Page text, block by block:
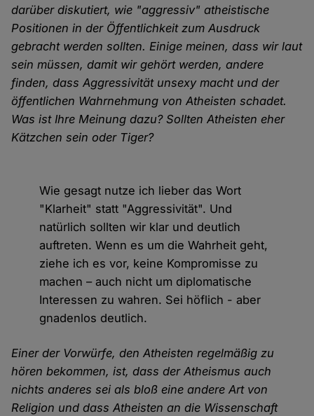
darüber diskutiert, wie "aggressiv" atheistische
Positionen in der Öffentlichkeit zum Ausdruck
gebracht werden sollten. Einige meinen, dass wir laut
sein müssen, damit wir gehört werden, andere
finden, dass Aggressivität unsexy macht und der
öffentlichen Wahrnehmung von Atheisten schadet.
Was ist Ihre Meinung dazu? Sollten Atheisten eher
Kätzchen sein oder Tiger?
Wie gesagt nutze ich lieber das Wort
"Klarheit" statt "Aggressivität". Und
natürlich sollten wir klar und deutlich
auftreten. Wenn es um die Wahrheit geht,
ziehe ich es vor, keine Kompromisse zu
machen – auch nicht um diplomatische
Interessen zu wahren. Sei höflich - aber
gnadenlos deutlich.
Einer der Vorwürfe, den Atheisten regelmäßig zu
hören bekommen, ist, dass der Atheismus auch
nichts anderes sei als bloß eine andere Art von
Religion und dass Atheisten an die Wissenschaft